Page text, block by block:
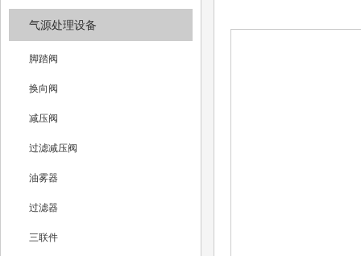
SERVICES
气源处理设备
脚踏阀
换向阀
减压阀
过滤减压阀
油雾器
过滤器
三联件